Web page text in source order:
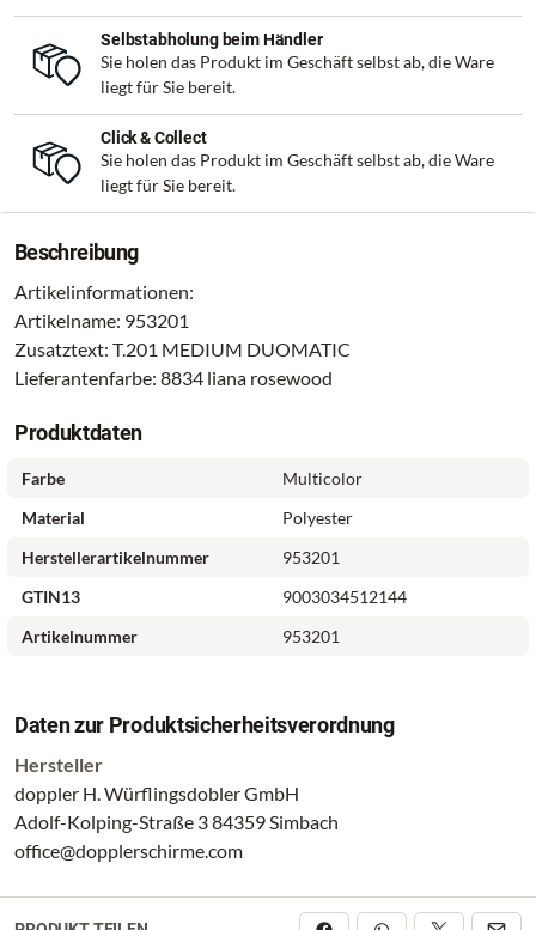
Selbstabholung beim Händler
Sie holen das Produkt im Geschäft selbst ab, die Ware
liegt für Sie bereit.
Click & Collect
Sie holen das Produkt im Geschäft selbst ab, die Ware
liegt für Sie bereit.
Beschreibung
Artikelinformationen:
Artikelname: 953201
Zusatztext: T.201 MEDIUM DUOMATIC
Lieferantenfarbe: 8834 liana rosewood
Produktdaten
Farbe
Multicolor
Material
Polyester
Herstellerartikelnummer
953201
GTIN13
9003034512144
Artikelnummer
953201
Daten zur Produktsicherheitsverordnung
Hersteller
doppler H. Würflingsdobler GmbH
Adolf-Kolping-Straße 3 84359 Simbach
office@dopplerschirme.com